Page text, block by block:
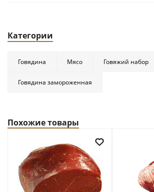
Категории
Говядина Мясо Говяжий набор
Говядина замороженная
Похожие товары